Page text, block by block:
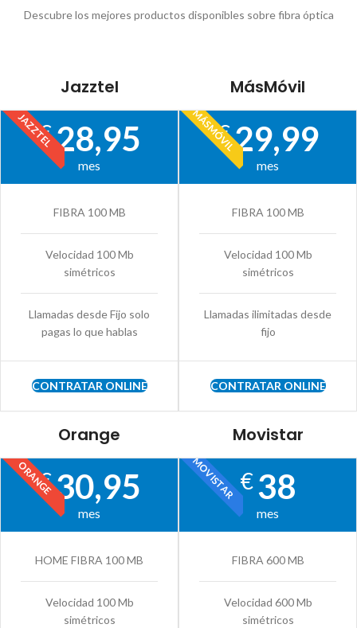
Descubre los mejores productos disponibles sobre fibra óptica
Jazztel
JAZZTEL
€28,95
mes
FIBRA 100 MB
Velocidad 100 Mb
simétricos
Llamadas desde Fijo solo
pagas lo que hablas
CONTRATAR ONLINE
MásMóvil
MÁSMÓVIL
€29,99
mes
FIBRA 100 MB
Velocidad 100 Mb
simétricos
Llamadas ilimitadas desde
fijo
CONTRATAR ONLINE
Orange
ORANGE
€30,95
mes
HOME FIBRA 100 MB
Velocidad 100 Mb
simétricos
Movistar
MOVISTAR€38
mes
FIBRA 600 MB
Velocidad 600 Mb
simétricos